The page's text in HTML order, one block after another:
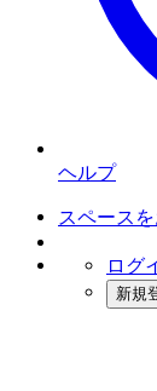
ヘルプ
スペース
ログ
新規